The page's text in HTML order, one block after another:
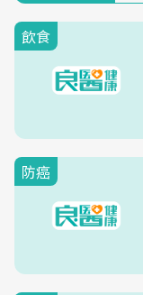
飲食
防癌